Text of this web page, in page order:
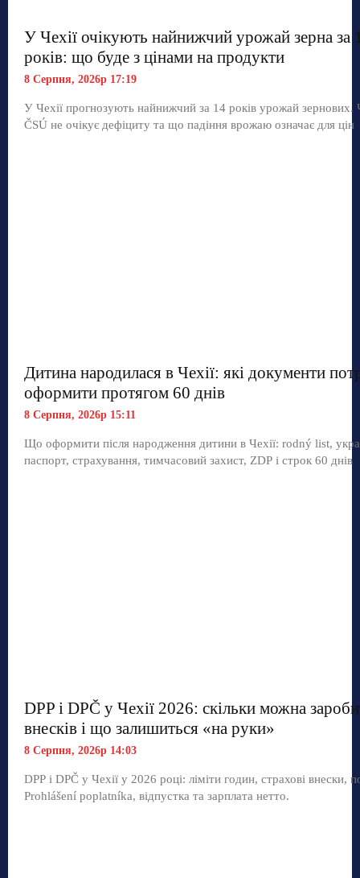
У Чехії очікують найнижчий урожай зерна за
років: що буде з цінами на продукти
8 Серпня, 2026р 17:19
У Чехії прогнозують найнижчий за 14 років урожай
ČSÚ не очікує дефіциту та що падіння врожаю означає для цін
Дитина народилася в Чехії: які документи
оформити протягом 60 днів
8 Серпня, 2026р 15:11
Що оформити після народження дитини в Чехії: rodný list,
паспорт, страхування, тимчасовий захист, ZDP і строк 60 днів
DPP і DPČ у Чехії 2026: скільки можна
внесків і що залишиться «на руки»
8 Серпня, 2026р 14:03
DPP і DPČ у Чехії у 2026 році: ліміти годин, страхові внески,
Prohlášení poplatníka, відпустка та зарплата нетто.